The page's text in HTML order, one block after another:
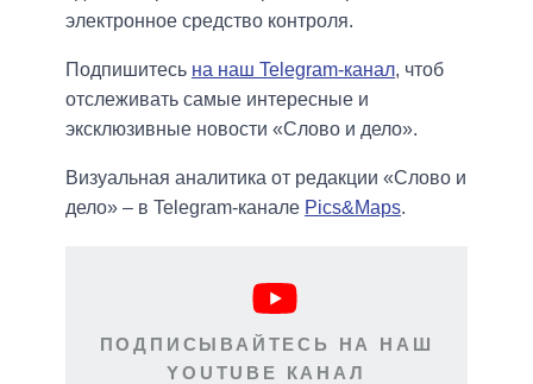
электронное средство контроля.
Подпишитесь на наш Telegram-канал, чтоб
отслеживать самые интересные и
эксклюзивные новости «Слово и дело».
Визуальная аналитика от редакции «Слово и
дело» – в Telegram-канале Pics&Maps.
ПОДПИСЫВАЙТЕСЬ НА НАШ
YOUTUBE КАНАЛ